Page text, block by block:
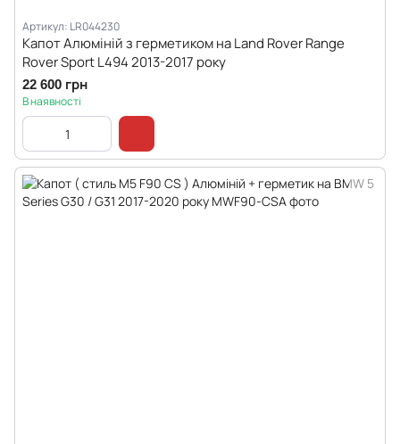
Артикул: LR044230
Капот Алюміній з герметиком на Land Rover Range
Rover Sport L494 2013-2017 року
22 600 грн
В наявності